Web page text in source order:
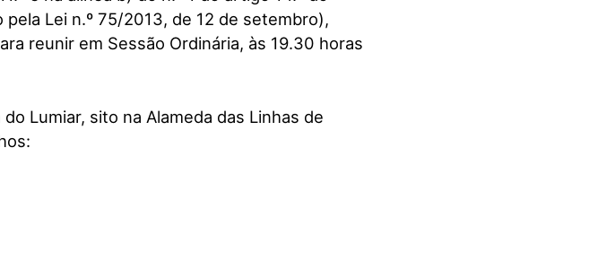
Lei n.º 75/2013, de 12 de setembro),
reunir em Sessão Ordinária, às 19.30 horas
Lumiar, sito na Alameda das Linhas de